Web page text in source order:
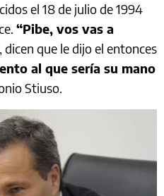
el 18 de julio de 1994
“Pibe, vos vas a
, dicen que le dijo el entonces
al que sería su mano
Stiuso.